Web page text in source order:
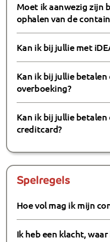
Moet ik aanwezig zijn
ophalen van de
Kan ik bij jullie met
Kan ik bij jullie
overboeking?
Kan ik bij jullie
creditcard?
Spelregels
Hoe vol mag ik mijn
Ik heb een klacht,